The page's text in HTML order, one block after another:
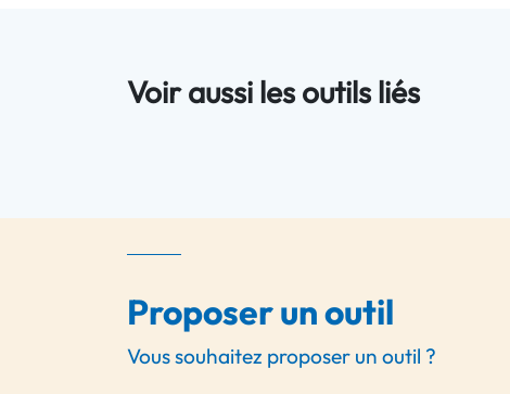
Voir aussi les outils liés
Proposer un outil
Vous souhaitez proposer un outil ?